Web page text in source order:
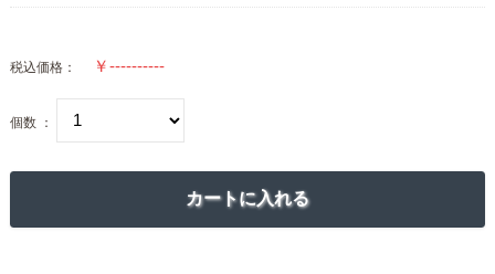
税込価格：
個数 ：